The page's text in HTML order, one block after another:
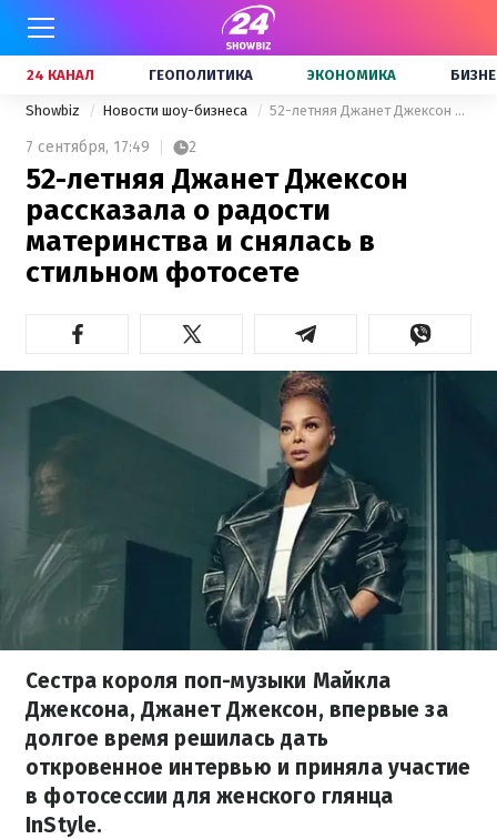
24 КАНАЛ ГЕОПОЛИТИКА ЭКОНОМИКА
Showbiz Новости шоу-бизнеса 52-летняя Джанет Джексон рассказала о радости материнства и снялась в стильном фотосете
7 сентября, 17:49 2
52-летняя Джанет Джексон
рассказала о радости
материнства и снялась в
стильном фотосете
Сестра короля поп-музыки Майкла
Джексона, Джанет Джексон, впервые за
долгое время решилась дать
откровенное интервью и приняла участие
в фотосессии для женского глянца
InStyle.